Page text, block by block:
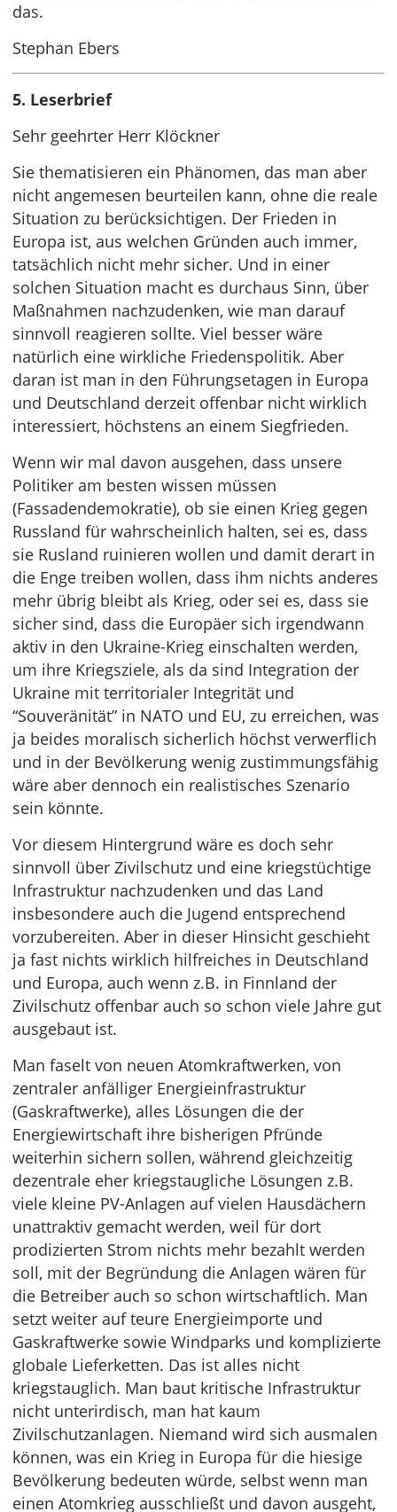
das.
Stephan Ebers
5. Leserbrief
Sehr geehrter Herr Klöckner
Sie thematisieren ein Phänomen, das man aber
nicht angemesen beurteilen kann, ohne die reale
Situation zu berücksichtigen. Der Frieden in
Europa ist, aus welchen Gründen auch immer,
tatsächlich nicht mehr sicher. Und in einer
solchen Situation macht es durchaus Sinn, über
Maßnahmen nachzudenken, wie man darauf
sinnvoll reagieren sollte. Viel besser wäre
natürlich eine wirkliche Friedenspolitik. Aber
daran ist man in den Führungsetagen in Europa
und Deutschland derzeit offenbar nicht wirklich
interessiert, höchstens an einem Siegfrieden.
Wenn wir mal davon ausgehen, dass unsere
Politiker am besten wissen müssen
(Fassadendemokratie), ob sie einen Krieg gegen
Russland für wahrscheinlich halten, sei es, dass
sie Rusland ruinieren wollen und damit derart in
die Enge treiben wollen, dass ihm nichts anderes
mehr übrig bleibt als Krieg, oder sei es, dass sie
sicher sind, dass die Europäer sich irgendwann
aktiv in den Ukraine-Krieg einschalten werden,
um ihre Kriegsziele, als da sind Integration der
Ukraine mit territorialer Integrität und
“Souveränität” in NATO und EU, zu erreichen, was
ja beides moralisch sicherlich höchst verwerflich
und in der Bevölkerung wenig zustimmungsfähig
wäre aber dennoch ein realistisches Szenario
sein könnte.
Vor diesem Hintergrund wäre es doch sehr
sinnvoll über Zivilschutz und eine kriegstüchtige
Infrastruktur nachzudenken und das Land
insbesondere auch die Jugend entsprechend
vorzubereiten. Aber in dieser Hinsicht geschieht
ja fast nichts wirklich hilfreiches in Deutschland
und Europa, auch wenn z.B. in Finnland der
Zivilschutz offenbar auch so schon viele Jahre gut
ausgebaut ist.
Man faselt von neuen Atomkraftwerken, von
zentraler anfälliger Energieinfrastruktur
(Gaskraftwerke), alles Lösungen die der
Energiewirtschaft ihre bisherigen Pfründe
weiterhin sichern sollen, während gleichzeitig
dezentrale eher kriegstaugliche Lösungen z.B.
viele kleine PV-Anlagen auf vielen Hausdächern
unattraktiv gemacht werden, weil für dort
prodizierten Strom nichts mehr bezahlt werden
soll, mit der Begründung die Anlagen wären für
die Betreiber auch so schon wirtschaftlich. Man
setzt weiter auf teure Energieimporte und
Gaskraftwerke sowie Windparks und komplizierte
globale Lieferketten. Das ist alles nicht
kriegstauglich. Man baut kritische Infrastruktur
nicht unterirdisch, man hat kaum
Zivilschutzanlagen. Niemand wird sich ausmalen
können, was ein Krieg in Europa für die hiesige
Bevölkerung bedeuten würde, selbst wenn man
einen Atomkrieg ausschließt und davon ausgeht,